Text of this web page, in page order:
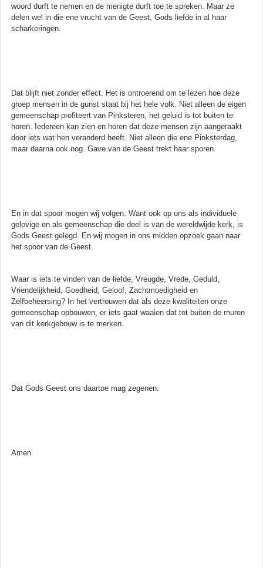
woord durft te nemen en de menigte durft toe te spreken. Maar ze
delen wel in die ene vrucht van de Geest, Gods liefde in al haar
scharkeringen.
Dat blijft niet zonder effect. Het is ontroerend om te lezen hoe deze
groep mensen in de gunst staat bij het hele volk. Niet alleen de eigen
gemeenschap profiteert van Pinksteren, het geluid is tot buiten te
horen. Iedereen kan zien en horen dat deze mensen zijn aangeraakt
door iets wat hen veranderd heeft. Niet alleen die ene Pinksterdag,
maar daarna ook nog. Gave van de Geest trekt haar sporen.
En in dat spoor mogen wij volgen. Want ook op ons als individuele
gelovige en als gemeenschap die deel is van de wereldwijde kerk, is
Gods Geest gelegd. En wij mogen in ons midden opzoek gaan naar
het spoor van de Geest.
Waar is iets te vinden van de liefde, Vreugde, Vrede, Geduld,
Vriendelijkheid, Goedheid, Geloof, Zachtmoedigheid en
Zelfbeheersing? In het vertrouwen dat als deze kwaliteiten onze
gemeenschap opbouwen, er iets gaat waaien dat tot buiten de muren
van dit kerkgebouw is te merken.
Dat Gods Geest ons daartoe mag zegenen.
Amen